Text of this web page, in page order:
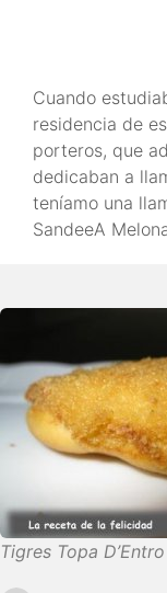
Cuando
residencia de
porteros, que
dedicaban a
teníamo una
SandeeA
Tigres Topa D’Entro